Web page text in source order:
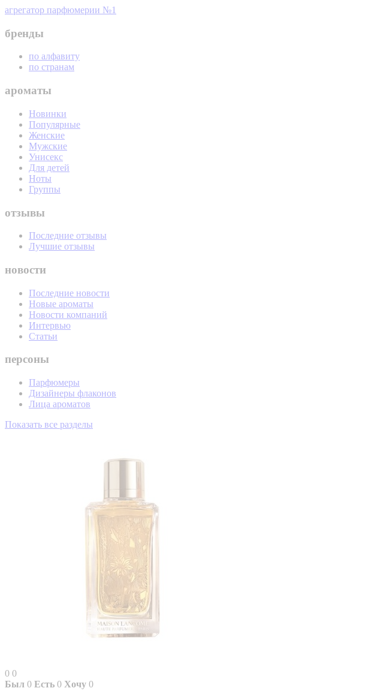
агрегатор парфюмерии №1
бренды
по алфавиту
по странам
ароматы
Новинки
Популярные
Женские
Мужские
Унисекс
Для детей
Ноты
Группы
отзывы
Последние отзывы
Лучшие отзывы
новости
Последние новости
Новые ароматы
Новости компаний
Интервью
Статьи
персоны
Парфюмеры
Дизайнеры флаконов
Лица ароматов
Показать все разделы
0 0
Был 0 Есть 0 Хочу 0